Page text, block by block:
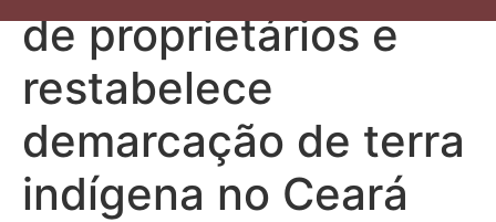
de proprietários e
restabelece
demarcação de terra
indígena no Ceará